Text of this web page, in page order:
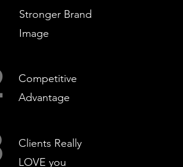
Stronger Brand
Image
Competitive
Advantage
Clients Really
LOVE you